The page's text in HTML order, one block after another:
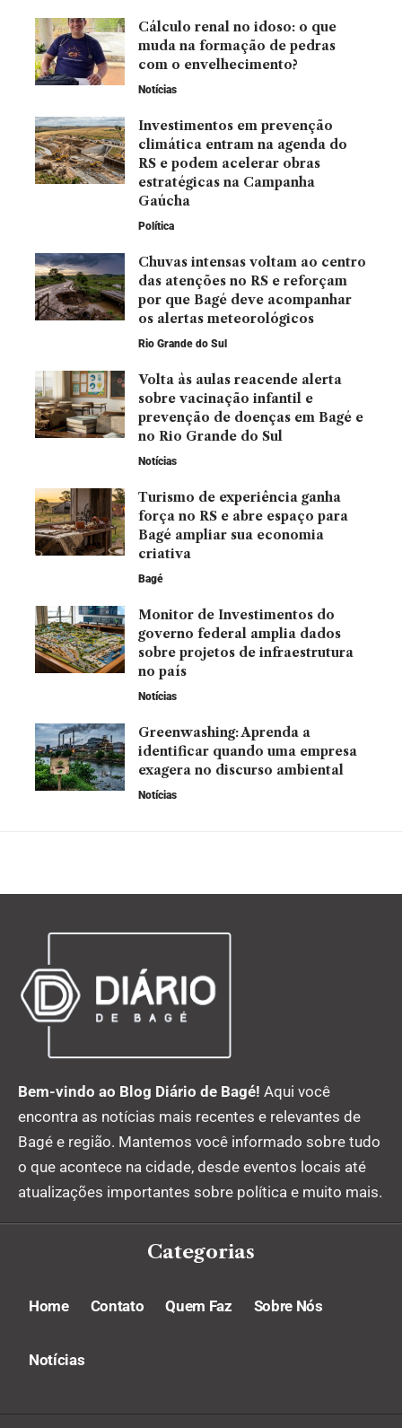
Cálculo renal no idoso: o que
muda na formação de pedras
com o envelhecimento?
Notícias
Investimentos em prevenção
climática entram na agenda do
RS e podem acelerar obras
estratégicas na Campanha
Gaúcha
Política
Chuvas intensas voltam ao centro
das atenções no RS e reforçam
por que Bagé deve acompanhar
os alertas meteorológicos
Rio Grande do Sul
Volta às aulas reacende alerta
sobre vacinação infantil e
prevenção de doenças em Bagé e
no Rio Grande do Sul
Notícias
Turismo de experiência ganha
força no RS e abre espaço para
Bagé ampliar sua economia
criativa
Bagé
Monitor de Investimentos do
governo federal amplia dados
sobre projetos de infraestrutura
no país
Notícias
Greenwashing: Aprenda a
identificar quando uma empresa
exagera no discurso ambiental
Notícias
Bem-vindo ao Blog Diário de Bagé! Aqui você
encontra as notícias mais recentes e relevantes de
Bagé e região. Mantemos você informado sobre tudo
o que acontece na cidade, desde eventos locais até
atualizações importantes sobre política e muito mais.
Categorias
Home Contato Quem Faz Sobre Nós
Notícias